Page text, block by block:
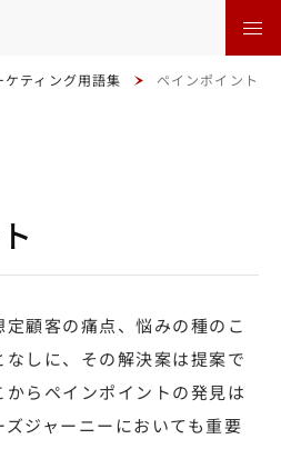
ケティング用語集 ペインポイント
定顧客の痛点、悩みの種のこ
しに、その解決案は提案で
らペインポイントの発見は
ジャーニーにおいても重要